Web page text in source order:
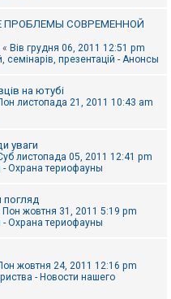
ПРОБЛЕМЫ СОВРЕМЕННОЙ
« Вів грудня 06, 2011 12:51 pm
семінарів, презентацій - Анонсы
на ютубі
листопада 21, 2011 10:43 am
уваги
листопада 05, 2011 12:41 pm
- Охрана териофауны
погляд
Пон жовтня 31, 2011 5:19 pm
- Охрана териофауны
жовтня 24, 2011 12:16 pm
- Новости нашего